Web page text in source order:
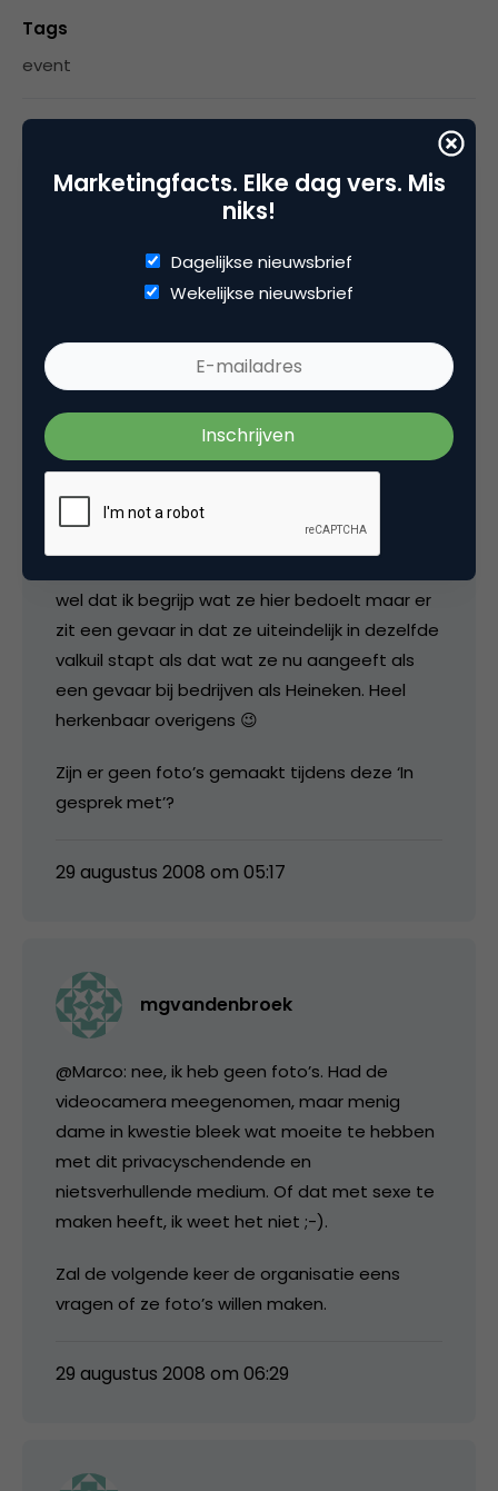
Tags
event
6 Reacties
media
Mooi verslag, interessante vrouw (moet eerlijk
bekennen dat ik haar nog niet kende) en kan
me helemaal vinden in haar mening. Toch een
kleine kanttekening: spreek ze zich niet tegen
als je kijkt naar haar eerste twee learnings?
‘Blijf jezelf, kom voor je mening uit, en doe niet
als je collega’s’ en ‘Probeer mensen om je
wel dat ik begrijp wat ze hier bedoelt maar er
zit een gevaar in dat ze uiteindelijk in dezelfde
valkuil stapt als dat wat ze nu aangeeft als
een gevaar bij bedrijven als Heineken. Heel
herkenbaar overigens 😉
Zijn er geen foto’s gemaakt tijdens deze ‘In
gesprek met’?
29 augustus 2008 om 05:17
mgvandenbroek
@Marco: nee, ik heb geen foto’s. Had de
videocamera meegenomen, maar menig
dame in kwestie bleek wat moeite te hebben
met dit privacyschendende en
nietsverhullende medium. Of dat met sexe te
maken heeft, ik weet het niet ;-).
Zal de volgende keer de organisatie eens
vragen of ze foto’s willen maken.
29 augustus 2008 om 06:29
Marketingfacts. Elke dag vers. Mis
niks!
Dagelijkse nieuwsbrief
Wekelijkse nieuwsbrief